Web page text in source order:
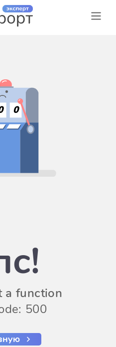
0
a function
500